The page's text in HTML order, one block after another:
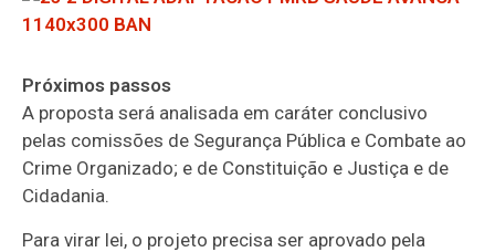
Próximos passos
A proposta será analisada em caráter conclusivo
pelas comissões de Segurança Pública e Combate ao
Crime Organizado; e de Constituição e Justiça e de
Cidadania.
Para virar lei, o projeto precisa ser aprovado pela